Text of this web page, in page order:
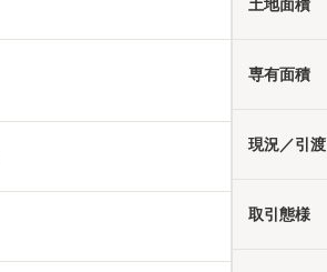
土地面積
専有面積
現況／引渡
取引態様